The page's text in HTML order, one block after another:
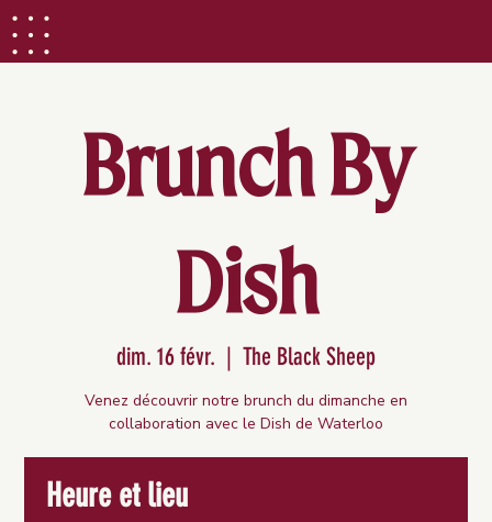
Brunch By
Dish
dim. 16 févr.
  |
The Black Sheep
Venez découvrir notre brunch du dimanche en
collaboration avec le Dish de Waterloo
Heure et lieu